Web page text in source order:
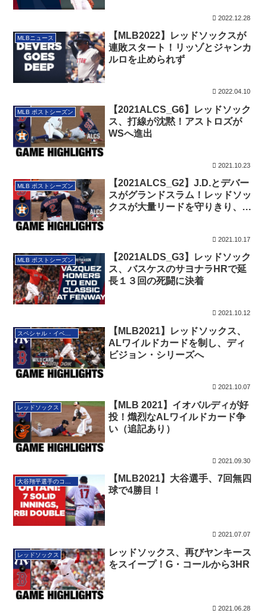
2022.12.28
MLBニュース
【MLB2022】レッドソックスが
連敗スタート！リッゾとジャンカ
ルロを止められず
2022.04.10
MLB ポストシーズン
【2021ALCS_G6】レッドソック
ス、打線が沈黙！アストロズが
WSへ進出
2021.10.23
MLB ポストシーズン
【2021ALCS_G2】J.D.とデバー
スがグランドスラム！レッドソッ
クスが大量リードを守りきり、勝
2021.10.17
MLB ポストシーズン
【2021ALDS_G3】レッドソック
ス、バスケスのサヨナラHRで延
長１３回の死闘に決着
2021.10.12
スペシャル・イベント
【MLB2021】レッドソックス、
ALワイルドカードを制し、ディ
ビジョン・シリーズへ
2021.10.07
レッドソックス
【MLB 2021】イオバルディが好
投！熾烈なALワイルドカード争
い（追記あり）
2021.09.30
【MLB2021】大谷選手、7回無四
球で4勝目！
2021.07.07
レッドソックス
レッドソックス、再びヤンキース
をスイープ！G・コールから3HR
2021.06.28